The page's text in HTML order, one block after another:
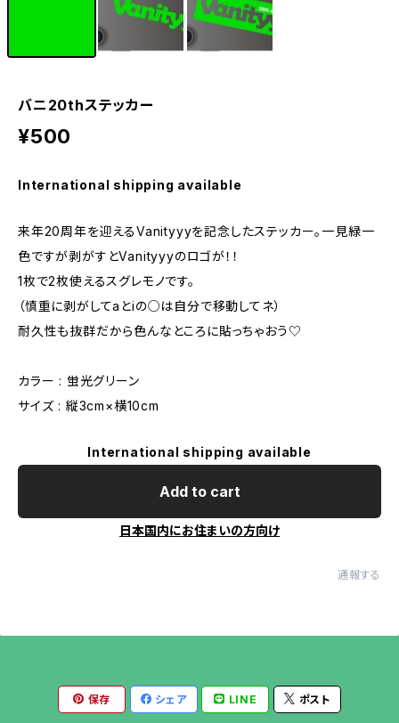
バニ20thステッカー
¥500
International shipping available
来年20周年を迎えるVanityyyを記念したステッカー。一見緑一
色ですが剥がすとVanityyyのロゴが！！
1枚で2枚使えるスグレモノです。
（慎重に剥がしてaとiの○は自分で移動してネ）
耐久性も抜群だから色んなところに貼っちゃおう♡
カラー : 蛍光グリーン
サイズ : 縦3cm×横10cm
International shipping available
Add to cart
日本国内にお住まいの方向け
通報する
保存 シェア LINE ポスト